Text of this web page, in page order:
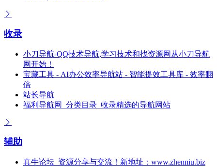
收录
小刀导航-QQ技术导航,学习技术和找资源网从小刀导航
网开始！
宝藏工具 - AI办公效率导航站 - 智能提效工具库 - 效率翻
倍
站长导航
福利导航网_分类目录_收录精选的导航网站
辅助
真牛论坛_资源分享与交流！新地址：www.zhenniu.biz